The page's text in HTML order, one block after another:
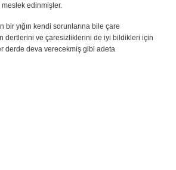
edinmişler.
bir yığın kendi sorunlarına bile çare
dertlerini ve çaresizliklerini de iyi bildikleri için
derde deva verecekmiş gibi adeta